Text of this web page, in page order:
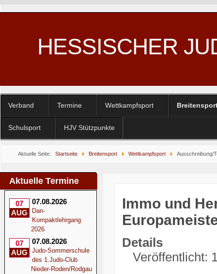
HESSISCHER
Verband Termine Wettkampfsport
Schulsport HJV Stützpunkte
Aktuelle Seite: Startseite Breitensport Wettkampfsport Ausschreibung/
Aktuelle Termine
07
AUG
07.08.2026
Dan-
Kompaktlehrgang
2026
07
AUG
07.08.2026
Judo-Sommerschule
des 1.Judo-Club
Nieder-Roden/Rodgau
Immo und
Details
Veröffentlicht: